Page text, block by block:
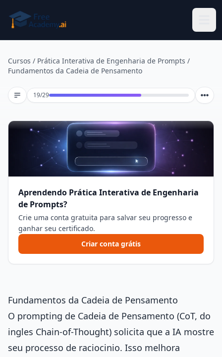
Cursos / Prática Interativa de Engenharia de Prompts /
Fundamentos da Cadeia de Pensamento
19/29Lição 19 de 29
Aprendendo Prática Interativa de Engenharia
de Prompts?
Crie uma conta gratuita para salvar seu progresso e
ganhar seu certificado.
Criar conta grátis
Fundamentos da Cadeia de Pensamento
O prompting de Cadeia de Pensamento (CoT, do
ingles Chain-of-Thought) solicita que a IA mostre
seu processo de raciocinio. Isso melhora